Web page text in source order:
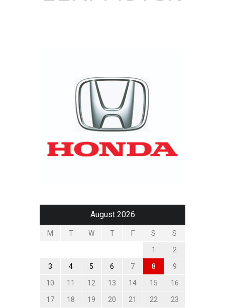
August 2026
M T W T F S S
1 2
3 4 5 6 7 8 9
10 11 12 13 14 15 16
17 18 19 20 21 22 23